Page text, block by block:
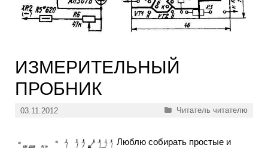
ИЗМЕРИТЕЛЬНЫЙ
ПРОБНИК
03.11.2012 Рубрики
Читатель читателю
Люблю собирать простые и